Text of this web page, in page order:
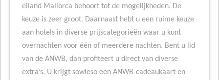
eiland Mallorca behoort tot de mogelijkheden. De
keuze is zeer groot. Daarnaast hebt u een ruime keuze
aan hotels in diverse prijscategorieën waar u kunt
overnachten voor één of meerdere nachten. Bent u lid
van de ANWB, dan profiteert u direct van diverse
extra’s. U krijgt sowieso een ANWB-cadeaukaart en